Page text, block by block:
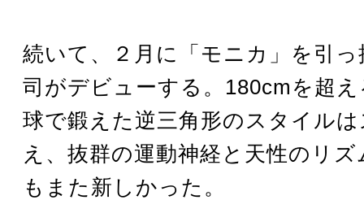
続いて、２月に「モニカ」を引
司がデビューする。180cmを超
球で鍛えた逆三角形のスタイル
え、抜群の運動神経と天性のリ
もまた新しかった。